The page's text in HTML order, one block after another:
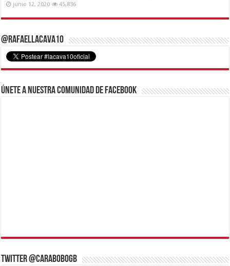
junio 12, 2020 45,836
@RafaelLacava10
Únete a nuestra comunidad de Facebook
Twitter @CaraboboGB